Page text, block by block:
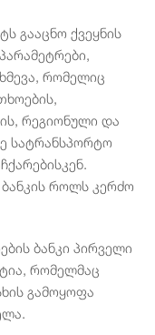
გააცნო ქვეყნის
რომელიც
რეგიონული და
სატრანსპორტო
ბანკის როლს კერძო
ბანკი პირველი
რომელმაც
გამოყოფა